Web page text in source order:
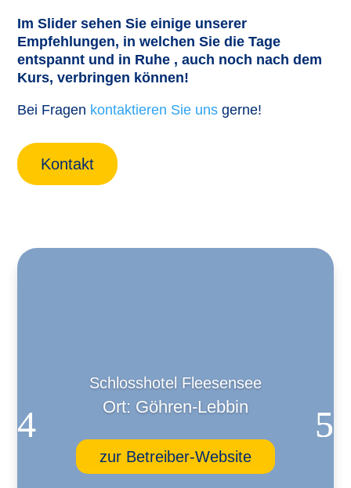
Im Slider sehen Sie einige unserer
Empfehlungen, in welchen Sie die Tage
entspannt und in Ruhe , auch noch nach dem
Kurs, verbringen können!
Bei Fragen kontaktieren Sie uns gerne!
Kontakt
Schlosshotel Fleesensee
Ort: Göhren-Lebbin
zur Betreiber-Website